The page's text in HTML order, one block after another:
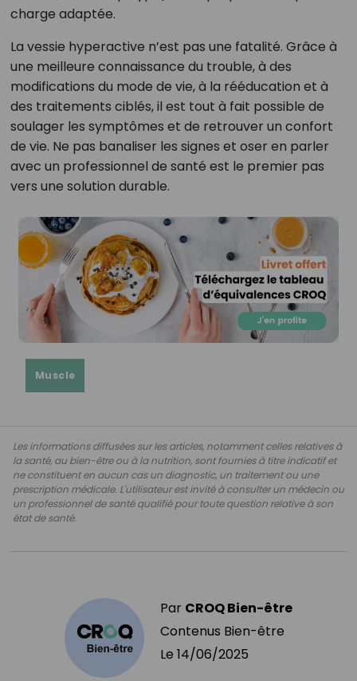
charge adaptée.
La vessie hyperactive n’est pas une fatalité. Grâce à
une meilleure connaissance du trouble, à des
modifications du mode de vie, à la rééducation et à
des traitements ciblés, il est tout à fait possible de
soulager les symptômes et de retrouver un confort
de vie. Ne pas banaliser les signes et oser en parler
avec un professionnel de santé est le premier pas
vers une solution durable.
Muscle
Les informations diffusées sur les articles, notamment celles relatives à
la santé, au bien-être ou à la nutrition, sont fournies à titre indicatif et
ne constituent en aucun cas un diagnostic, un traitement ou une
prescription médicale. L'utilisateur est invité à consulter un médecin ou
un professionnel de santé qualifié pour toute question relative à son
état de santé.
Par CROQ Bien-être
Contenus Bien-être
Le 14/06/2025